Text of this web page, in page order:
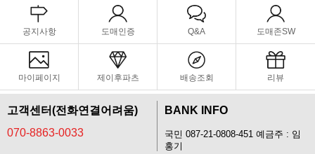
공지사항 도매인증 Q&A 도매존SW
마이페이지 제이후파츠 배송조회 리뷰
고객센터(전화연결어려움)
070-8863-0033
BANK INFO
국민 087-21-0808-451 예금주 : 임
홍기